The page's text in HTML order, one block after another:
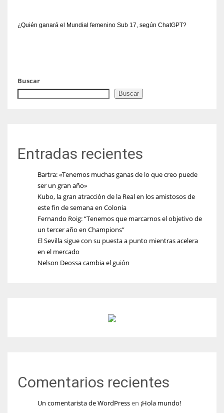
¿Quién ganará el Mundial femenino Sub 17, según ChatGPT?
Buscar
Buscar
Entradas recientes
Bartra: «Tenemos muchas ganas de lo que creo puede
ser un gran año»
Kubo, la gran atracción de la Real en los amistosos de
este fin de semana en Colonia
Fernando Roig: “Tenemos que marcarnos el objetivo de
un tercer año en Champions”
El Sevilla sigue con su puesta a punto mientras acelera
en el mercado
Nelson Deossa cambia el guión
Comentarios recientes
Un comentarista de WordPressen ¡Hola mundo!